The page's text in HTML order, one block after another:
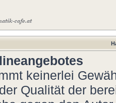
keinerlei
Qualität der